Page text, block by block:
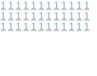
1 1 1 1 1 1 1 1 1 1 1 1
1 1 1 1 1 1 1 1 1 1 1 1
1 1 1 1 1 1 1 1 1 1 1 1